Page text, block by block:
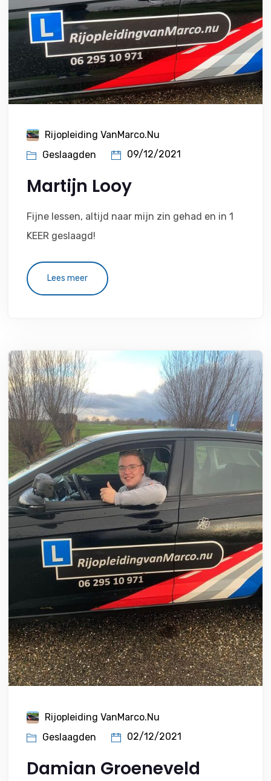
Rijopleiding VanMarco.nu
Geslaagden
09/12/2021
Martijn Looy
Fijne lessen, altijd naar mijn zin gehad en in 1
KEER geslaagd!
Lees meer
Rijopleiding VanMarco.nu
Geslaagden
02/12/2021
Damian Groeneveld